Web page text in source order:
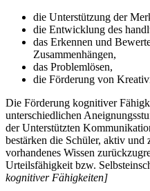
die Unterstützung der
die Entwicklung des
das Erkennen und
Zusammenhängen,
das Problemlösen,
die Förderung von
Die Förderung kognitiver
unterschiedlichen
der Unterstützten
bestärken die Schüler, aktiv und
vorhandenes Wissen
Urteilsfähigkeit bzw.
kognitiver Fähigkeiten]